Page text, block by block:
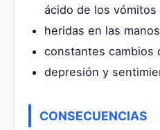
ácido de los vómitos
heridas en las
constantes cambios
depresión y
CONSECUENCIAS